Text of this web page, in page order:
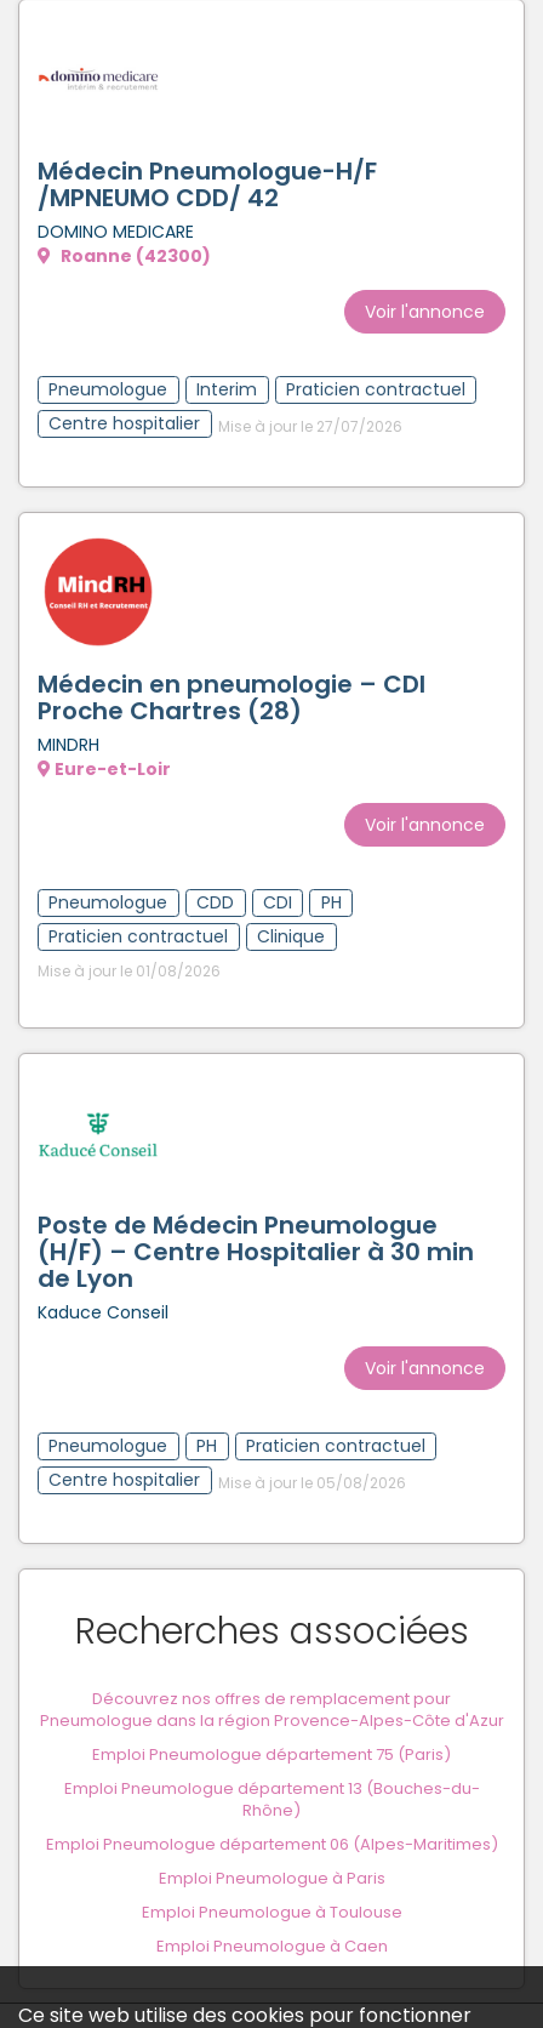
Médecin Pneumologue-H/F
/MPNEUMO CDD/ 42
DOMINO MEDICARE
Roanne (42300)
Voir l'annonce
Pneumologue Interim
Praticien contractuel
Centre hospitalier
Mise à jour le 27/07/2026
Médecin en pneumologie – CDI
Proche Chartres (28)
MINDRH
Eure-et-Loir
Voir l'annonce
Pneumologue CDD CDI
PH
Praticien contractuel
Clinique
Mise à jour le 01/08/2026
Poste de Médecin Pneumologue
(H/F) – Centre Hospitalier à 30 min
de Lyon
Kaduce Conseil
Voir l'annonce
Pneumologue PH
Praticien contractuel
Centre hospitalier
Mise à jour le 05/08/2026
Recherches associées
Découvrez nos offres de remplacement pour
Pneumologue dans la région Provence-Alpes-Côte d'Azur
Emploi Pneumologue département 75 (Paris)
Emploi Pneumologue département 13 (Bouches-du-
Rhône)
Emploi Pneumologue département 06 (Alpes-Maritimes)
Emploi Pneumologue à Paris
Emploi Pneumologue à Toulouse
Emploi Pneumologue à Caen
Ce site web utilise des cookies pour fonctionner